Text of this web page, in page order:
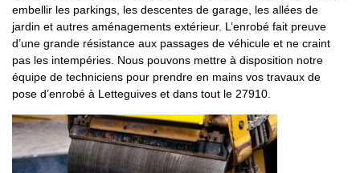
embellir les parkings, les descentes de garage, les allées de
jardin et autres aménagements extérieur. L’enrobé fait preuve
d’une grande résistance aux passages de véhicule et ne craint
pas les intempéries. Nous pouvons mettre à disposition notre
équipe de techniciens pour prendre en mains vos travaux de
pose d’enrobé à Letteguives et dans tout le 27910.